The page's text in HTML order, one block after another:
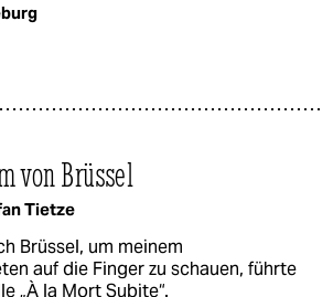
von Brüssel
Tietze
Brüssel, um meinem
auf die Finger zu schauen, führte
„À la Mort Subite“.